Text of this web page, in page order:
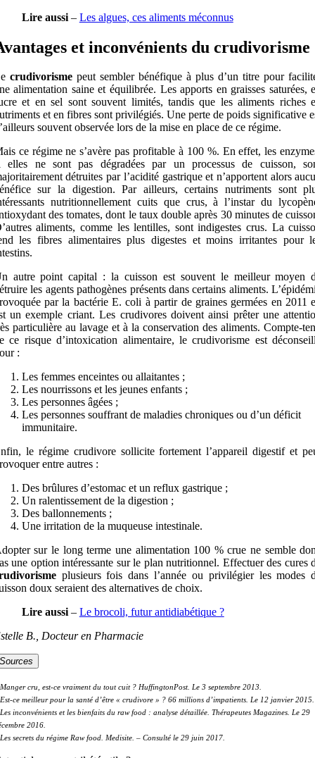
Lire aussi– Les algues, ces aliments méconnus
et inconvénients du crudivorisme
crudivorismepeut sembler bénéfique à plus d’un titre pour
alimentation saine et équilibrée. Les apports en graisses saturées,
et en sel sont souvent limités, tandis que les aliments riches
et en fibres sont privilégiés. Une perte de poids significative
souvent observée lors de la mise en place de ce régime.
ce régime ne s’avère pas profitable à 100 %. En effet, les
elles ne sont pas dégradées par un processus de cuisson,
détruites par l’acidité gastrique et n’apportent alors
sur la digestion. Par ailleurs, certains nutriments sont
nutritionnellement cuits que crus, à l’instar du
des tomates, dont le taux double après 30 minutes de
aliments, comme les lentilles, sont indigestes crus. La
les fibres alimentaires plus digestes et moins irritantes pour
autre point capital : la cuisson est souvent le meilleur moyen
les agents pathogènes présents dans certains aliments.
par la bactérie E. coli à partir de graines germées en 2011
un exemple criant. Les crudivores doivent ainsi prêter une
particulière au lavage et à la conservation des aliments. Compte-
ce risque d’intoxication alimentaire, le crudivorisme est
:
Les femmes enceintes ou allaitantes ;
Les nourrissons et les jeunes enfants ;
Les personnes âgées ;
Les personnes souffrant de maladies chroniques ou d’un déficit
immunitaire.
le régime crudivore sollicite fortement l’appareil digestif et
entre autres :
Des brûlures d’estomac et un reflux gastrique ;
Un ralentissement de la digestion ;
Des ballonnements ;
Une irritation de la muqueuse intestinale.
sur le long terme une alimentation 100 % crue ne semble
une option intéressante sur le plan nutritionnel. Effectuer des cures
plusieurs fois dans l’année ou privilégier les modes
doux seraient des alternatives de choix.
Lire aussi– Le brocoli, futur antidiabétique ?
B., Docteur en Pharmacie
cru, est-ce vraiment du tout cuit ? HuffingtonPost. Le 3 septembre 2013.
ce meilleur pour la santé d’être « crudivore » ? 66 millions d’impatients. Le 12 janvier 2015.
inconvénients et les bienfaits du raw food : analyse détaillée. Thérapeutes Magazines. Le 29
2016.
secrets du régime Raw food. Medisite. – Consulté le 29 juin 2017.